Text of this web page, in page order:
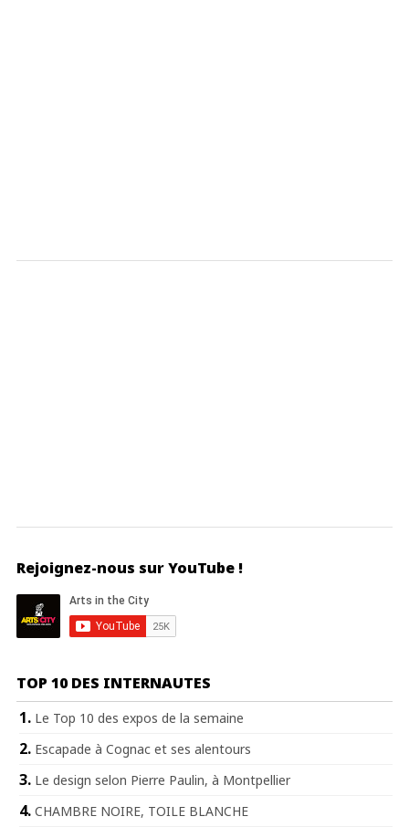
Rejoignez-nous sur YouTube !
TOP 10 DES INTERNAUTES
Le Top 10 des expos de la semaine
Escapade à Cognac et ses alentours
Le design selon Pierre Paulin, à Montpellier
CHAMBRE NOIRE, TOILE BLANCHE